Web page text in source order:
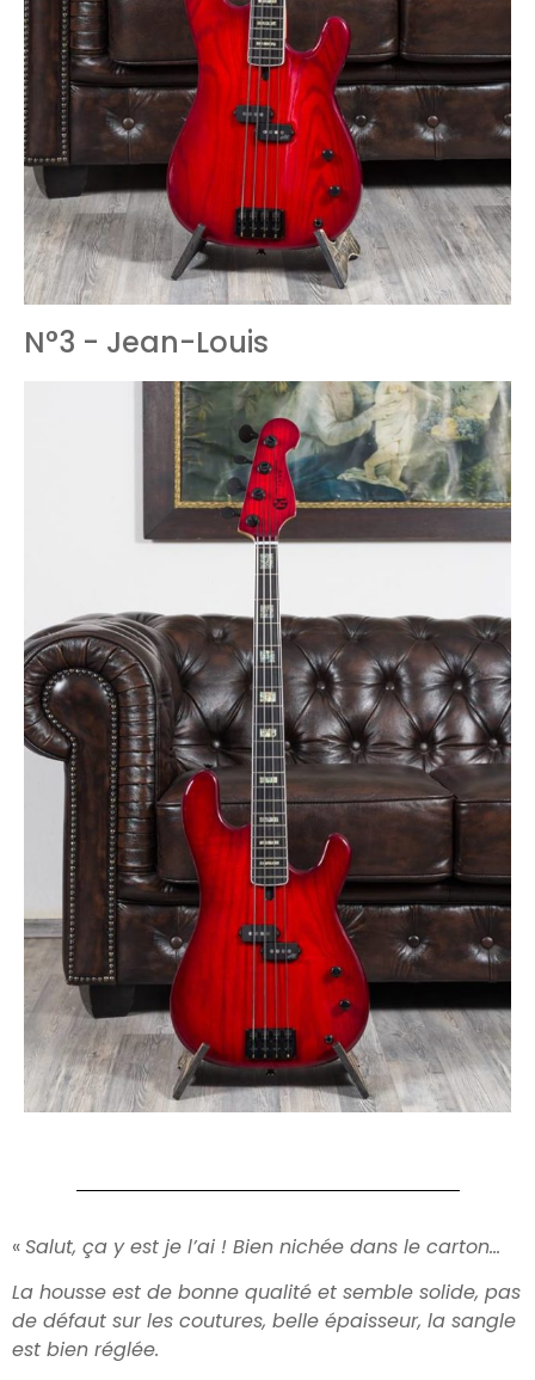
N°3 - Jean-Louis
«Salut, ça y est je l’ai ! Bien nichée dans le carton…
La housse est de bonne qualité et semble solide, pas
de défaut sur les coutures, belle épaisseur, la sangle
est bien réglée.